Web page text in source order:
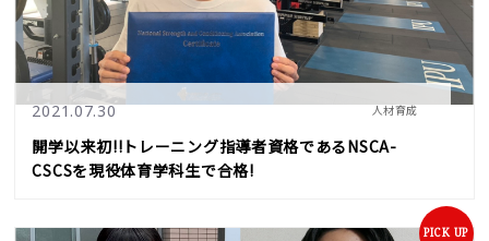
2021.07.30 人材育成
開学以来初!!トレーニング指導者資格であるNSCA-
CSCSを現役体育学科生で合格!
PICK UP